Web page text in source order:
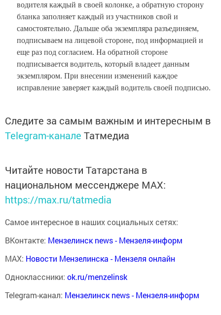
водителя каждый в своей колонке, а обратную сторону
бланка заполняет каждый из участников свой и
самостоятельно. Дальше оба экземпляра разъединяем,
подписываем на лицевой стороне, под информацией и
еще раз под согласием. На обратной стороне
подписывается водитель, который владеет данным
экземпляром. При внесении изменений каждое
исправление заверяет каждый водитель своей подписью.
Следите за самым важным и интересным в
Telegram-канале Татмедиа
Читайте новости Татарстана в
национальном мессенджере MАХ:
https://max.ru/tatmedia
Самое интересное в наших социальных сетях:
ВКонтакте: Мензелинск news - Мензеля-информ
MAX: Новости Мензелинска - Мензеля онлайн
Одноклассники: ok.ru/menzelinsk
Telegram-канал: Мензелинск news - Мензеля-информ